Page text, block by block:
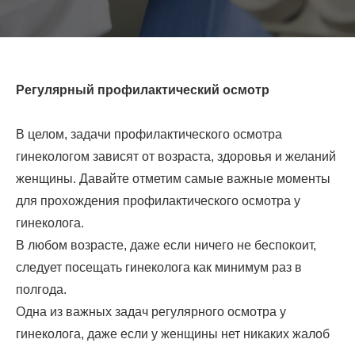
Регулярный профилактический осмотр
В целом, задачи профилактического осмотра
гинекологом зависят от возраста, здоровья и желаний
женщины. Давайте отметим самые важные моменты
для прохождения профилактического осмотра у
гинеколога.
В любом возрасте, даже если ничего не беспокоит,
следует посещать гинеколога как минимум раз в
полгода.
Одна из важных задач регулярного осмотра у
гинеколога, даже если у женщины нет никаких жалоб